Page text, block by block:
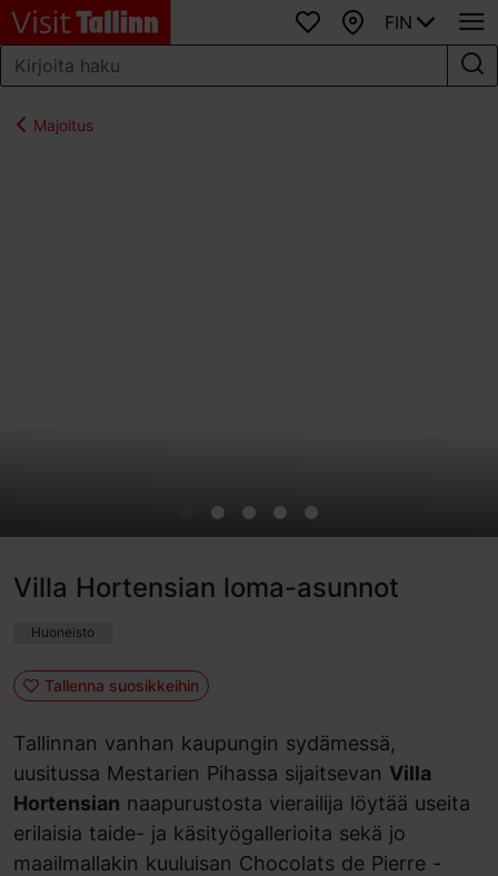
SuosikitKartta
FIN
Majoitus
Villa Hortensian loma-asunnot
Huoneisto
Tallenna suosikkeihin
Tallinnan vanhan kaupungin sydämessä,
uusitussa Mestarien Pihassa sijaitsevan Villa
Hortensian naapurustosta vierailija löytää useita
erilaisia taide- ja käsityögallerioita sekä jo
maailmallakin kuuluisan Chocolats de Pierre -